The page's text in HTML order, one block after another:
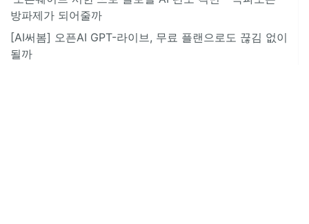
방파제가 되어줄까
[AI써봄] 오픈AI GPT-라이브, 무료 플랜으로도 끊김 없이
될까